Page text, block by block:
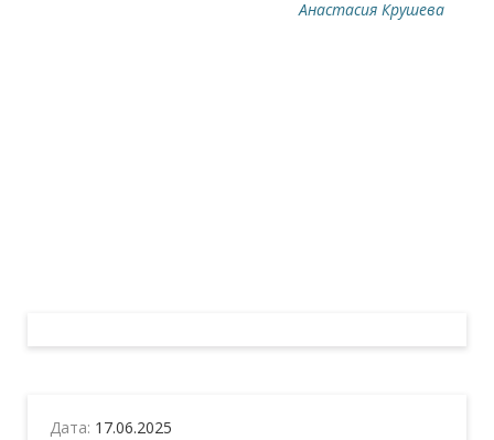
Анастасия Крушева
Дата: 17.06.2025